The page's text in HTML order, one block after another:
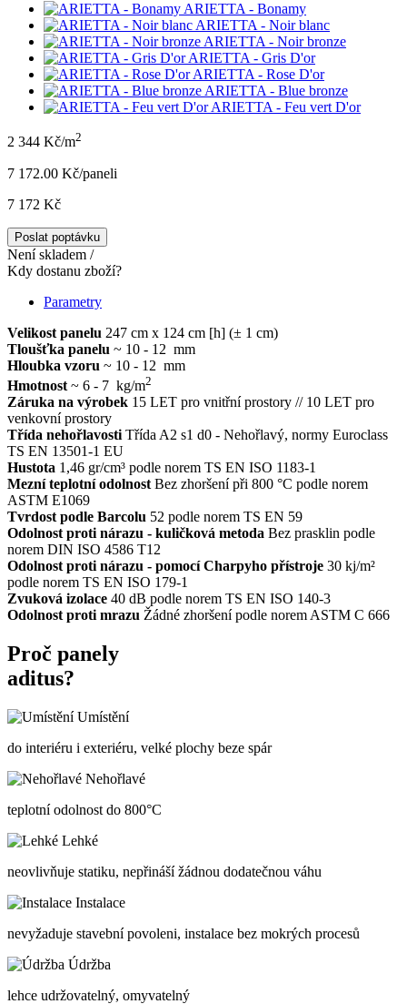
ARIETTA - Bonamy
ARIETTA - Noir blanc
ARIETTA - Noir bronze
ARIETTA - Gris D'or
ARIETTA - Rose D'or
ARIETTA - Blue bronze
ARIETTA - Feu vert D'or
2 344 Kč/m2
7 172.00 Kč/paneli
7 172 Kč
Poslat poptávku
Není skladem /
Kdy dostanu zboží?
Parametry
Velikost panelu 247 cm x 124 cm [h] (± 1 cm)
Tloušťka panelu ~ 10 - 12 mm
Hloubka vzoru ~ 10 - 12 mm
Hmotnost ~ 6 - 7 kg/m2
Záruka na výrobek 15 LET pro vnitřní prostory // 10 LET pro
venkovní prostory
Třída nehořlavosti Třída A2 s1 d0 - Nehořlavý, normy Euroclass
TS EN 13501-1 EU
Hustota 1,46 gr/cm³ podle norem TS EN ISO 1183-1
Mezní teplotní odolnost Bez zhoršení při 800 °C podle norem
ASTM E1069
Tvrdost podle Barcolu 52 podle norem TS EN 59
Odolnost proti nárazu - kuličková metoda Bez prasklin podle
norem DIN ISO 4586 T12
Odolnost proti nárazu - pomocí Charpyho přístroje 30 kj/m²
podle norem TS EN ISO 179-1
Zvuková izolace 40 dB podle norem TS EN ISO 140-3
Odolnost proti mrazu Žádné zhoršení podle norem ASTM C 666
Proč panely
aditus?
Umístění
do interiéru i exteriéru, velké plochy beze spár
Nehořlavé
teplotní odolnost do 800°C
Lehké
neovlivňuje statiku, nepřináší žádnou dodatečnou váhu
Instalace
nevyžaduje stavební povoleni, instalace bez mokrých procesů
Údržba
lehce udržovatelný, omyvatelný